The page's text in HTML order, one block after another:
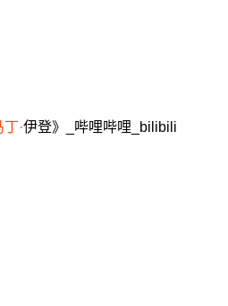
丁·伊登》_哔哩哔哩_bilibili